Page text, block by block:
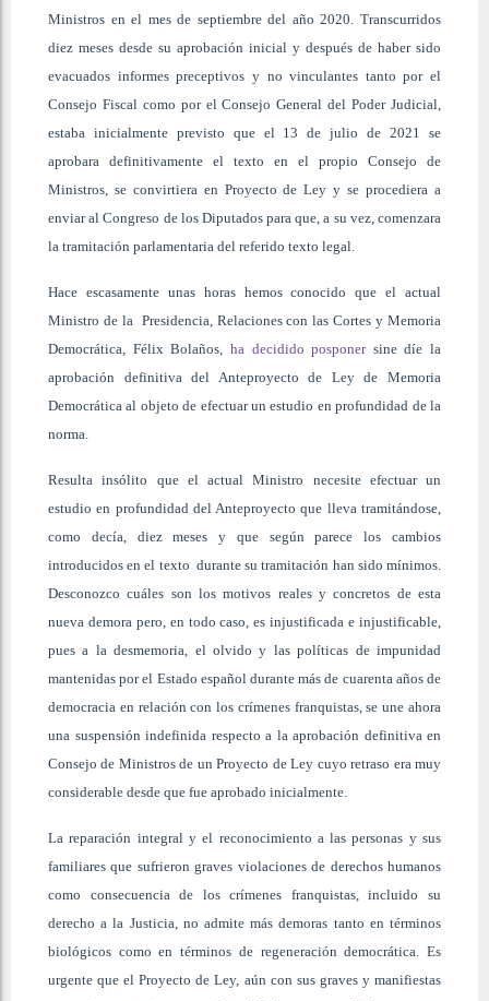
Ministros en el mes de septiembre del año 2020. Transcurridos
diez meses desde su aprobación inicial y después de haber sido
evacuados informes preceptivos y no vinculantes tanto por el
Consejo Fiscal como por el Consejo General del Poder Judicial,
estaba inicialmente previsto que el 13 de julio de 2021 se
aprobara definitivamente el texto en el propio Consejo de
Ministros, se convirtiera en Proyecto de Ley y se procediera a
enviar al Congreso de los Diputados para que, a su vez, comenzara
la tramitación parlamentaria del referido texto legal.
Hace escasamente unas horas hemos conocido que el actual
Ministro de la Presidencia, Relaciones con las Cortes y Memoria
Democrática, Félix Bolaños, ha decidido posponersine díe la
aprobación definitiva del Anteproyecto de Ley de Memoria
Democrática al objeto de efectuar un estudio en profundidad de la
norma.
Resulta insólito que el actual Ministro necesite efectuar un
estudio en profundidad del Anteproyecto que lleva tramitándose,
como decía, diez meses y que según parece los cambios
introducidos en el texto durante su tramitación han sido mínimos.
Desconozco cuáles son los motivos reales y concretos de esta
nueva demora pero, en todo caso, es injustificada e injustificable,
pues a la desmemoria, el olvido y las políticas de impunidad
mantenidas por el Estado español durante más de cuarenta años de
democracia en relación con los crímenes franquistas, se une ahora
una suspensión indefinida respecto a la aprobación definitiva en
Consejo de Ministros de un Proyecto de Ley cuyo retraso era muy
considerable desde que fue aprobado inicialmente.
La reparación integral y el reconocimiento a las personas y sus
familiares que sufrieron graves violaciones de derechos humanos
como consecuencia de los crímenes franquistas, incluido su
derecho a la Justicia, no admite más demoras tanto en términos
biológicos como en términos de regeneración democrática. Es
urgente que el Proyecto de Ley, aún con sus graves y manifiestas